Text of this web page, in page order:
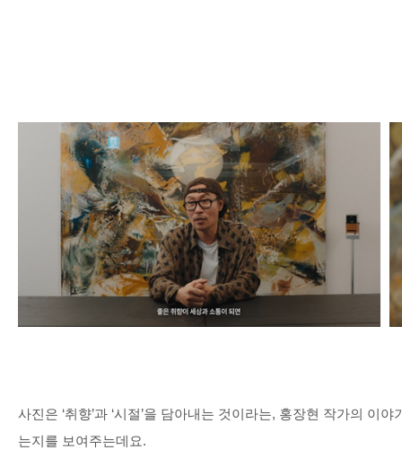
사진은 ‘취향’과 ‘시절’을 담아내는 것이라는, 홍장현 작가의 이야
는지를 보여주는데요.